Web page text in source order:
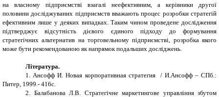
на власному підприємстві взагалі неефективним, а керівники другої
половини досліджуваних підприємств вважають процес розробки стратегій
ефективним лише у деяких випадках. Таким чином проведене дослідження
підтверджує відсутність дієвого єдиного підходу до формування
стратегічних альтернатив на торговельному підприємстві, розробка якого
може бути рекомендованою як напрямок подальших досліджень.
Література.
1.
Ансофф И. Новая корпоративная стратегия
/ И.Ансофф – СПб.:
Питер, 1999.- 416с.
2.
Балабанова Л.В. Стратегічне маркетингове управління збутом